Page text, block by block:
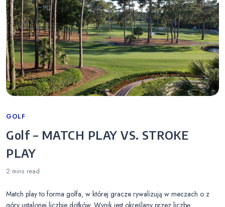
Categories
GOLF
Golf – MATCH PLAY VS. STROKE
PLAY
2 mins read
Match play to forma golfa, w której gracze rywalizują w meczach o z
góry ustalonej liczbie dołków. Wynik jest określany przez liczbę